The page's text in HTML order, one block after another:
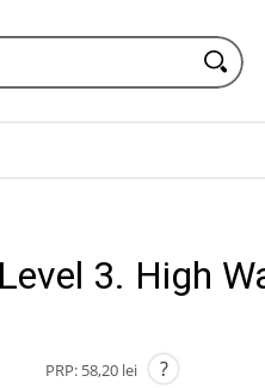
3. High
PRP: 58,20 lei ?